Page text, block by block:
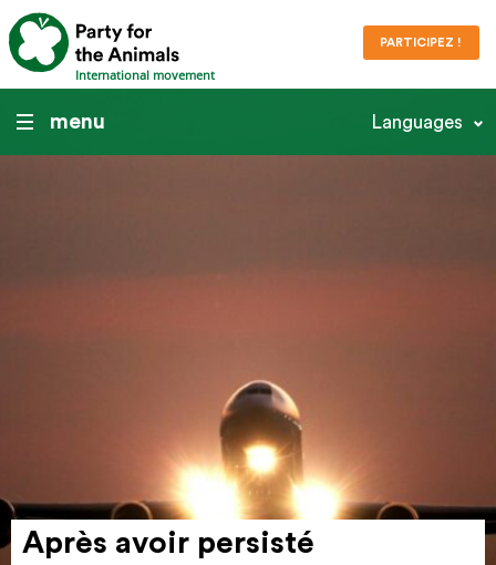
International movement
PARTICIPEZ !
menu Languages
Après avoir persisté